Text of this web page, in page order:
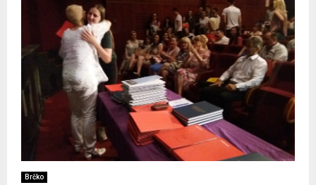
Brčko